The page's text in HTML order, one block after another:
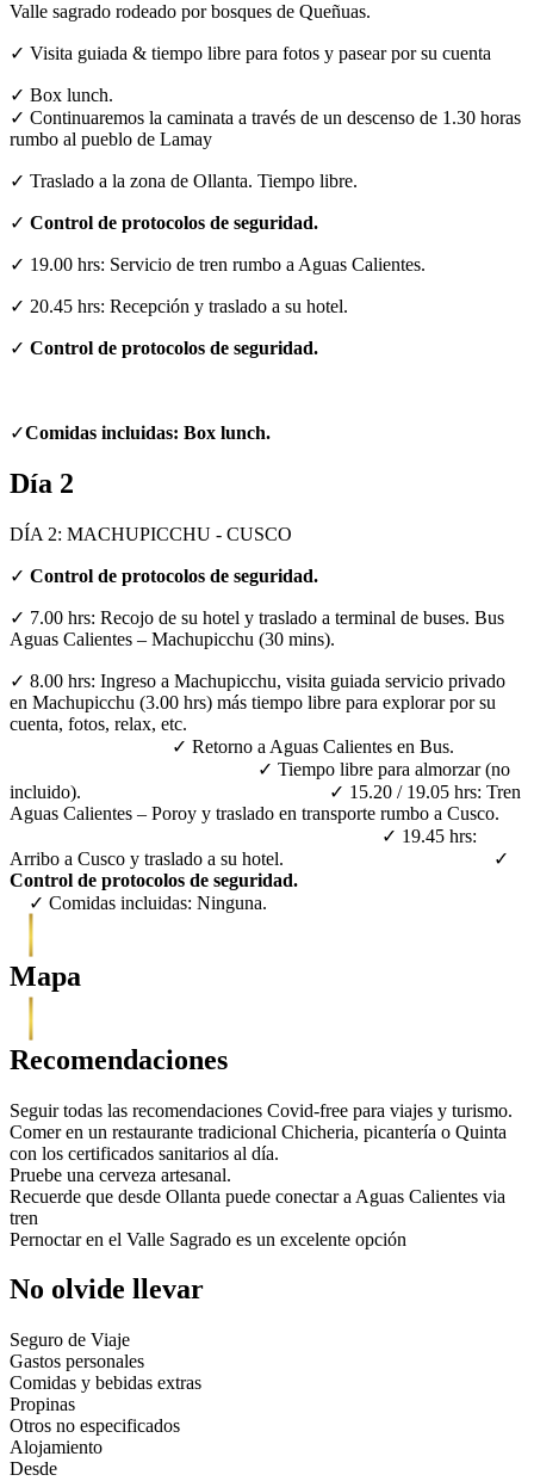
Valle sagrado rodeado por bosques de Queñuas.
✓ Visita guiada & tiempo libre para fotos y pasear por su cuenta
✓ Box lunch.
✓ Continuaremos la caminata a través de un descenso de 1.30 horas
rumbo al pueblo de Lamay
✓ Traslado a la zona de Ollanta. Tiempo libre.
✓ Control de protocolos de seguridad.
✓ 19.00 hrs: Servicio de tren rumbo a Aguas Calientes.
✓ 20.45 hrs: Recepción y traslado a su hotel.
✓ Control de protocolos de seguridad.
✓Comidas incluidas: Box lunch.
Día 2
DÍA 2: MACHUPICCHU - CUSCO
✓ Control de protocolos de seguridad.
✓ 7.00 hrs: Recojo de su hotel y traslado a terminal de buses. Bus
Aguas Calientes – Machupicchu (30 mins).
✓ 8.00 hrs: Ingreso a Machupicchu, visita guiada servicio privado
en Machupicchu (3.00 hrs) más tiempo libre para explorar por su
cuenta, fotos, relax, etc.
✓ Retorno a Aguas Calientes en Bus.
✓ Tiempo libre para almorzar (no
incluido).
✓ 15.20 / 19.05 hrs: Tren
Aguas Calientes – Poroy y traslado en transporte rumbo a Cusco.
✓ 19.45 hrs:
Arribo a Cusco y traslado a su hotel.
✓
Control de protocolos de seguridad.
✓ Comidas incluidas: Ninguna.
Mapa
Recomendaciones
Seguir todas las recomendaciones Covid-free para viajes y turismo.
Comer en un restaurante tradicional Chicheria, picantería o Quinta
con los certificados sanitarios al día.
Pruebe una cerveza artesanal.
Recuerde que desde Ollanta puede conectar a Aguas Calientes via
tren
Pernoctar en el Valle Sagrado es un excelente opción
No olvide llevar
Seguro de Viaje
Gastos personales
Comidas y bebidas extras
Propinas
Otros no especificados
Alojamiento
Desde